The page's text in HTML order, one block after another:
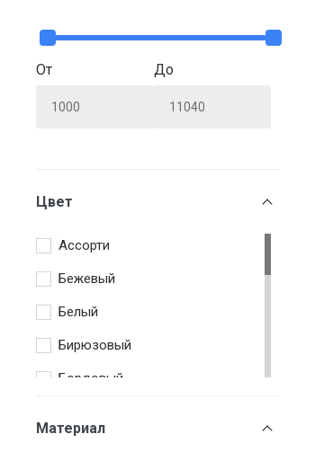
От До
Цвет
Ассорти
Бежевый
Белый
Бирюзовый
Бордовый
Материал